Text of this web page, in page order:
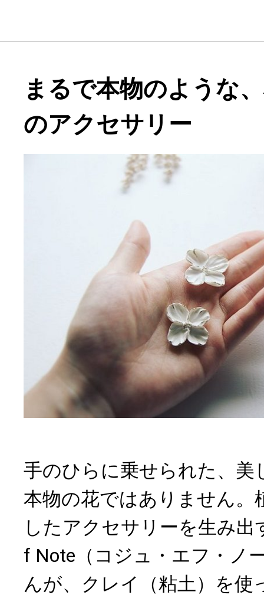
まるで本物のような
のアクセサリー
手のひらに乗せられた、美
本物の花ではありません。
したアクセサリーを生み出
f Note（コジュ・エフ・ノ
んが、クレイ（粘土）を使